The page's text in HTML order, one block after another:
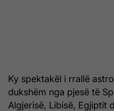
Ky spektakël i rrallë
dukshëm nga pjesë të
Algjerisë, Libisë, Egjiptit